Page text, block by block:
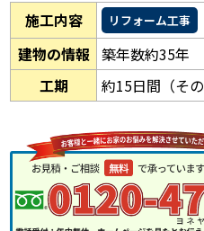
施工内容 リフォーム工事
建物の情報 築年数約35年
工期
約15日間（そ